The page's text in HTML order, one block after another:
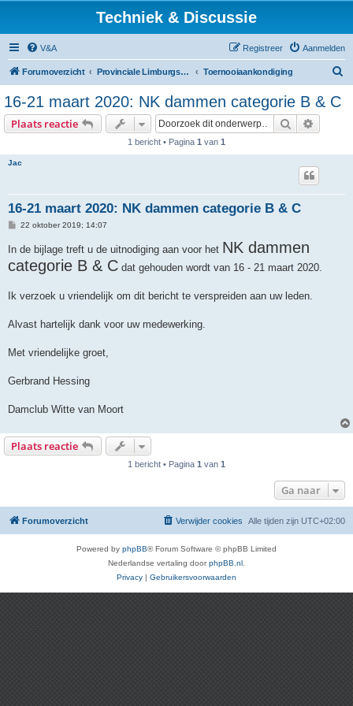
Techniek & Discussie
V&A Aanmelden
Registreer
Forumoverzicht Provinciale Limburgse Dambond Toernooiaankondiging
16-21 maart 2020: NK dammen categorie B & C
Plaats reactie Zoek
1 bericht • Pagina 1 van 1
Jac
16-21 maart 2020: NK dammen categorie B & C
B
c
h
22 oktober 2019; 14:07
In de bijlage treft u de uitnodiging aan voor het NK dammen
categorie B & C dat gehouden wordt van 16 - 21 maart 2020.
Ik verzoek u vriendelijk om dit bericht te verspreiden aan uw leden.
Alvast hartelijk dank voor uw medewerking.
Met vriendelijke groet,
Gerbrand Hessing
Damclub Witte van Moort
Plaats reactie
1 bericht • Pagina 1 van 1
Ga naar
Forumoverzicht Alle tijden zijn UTC+02:00
Verwijder cookies
Powered by phpBB® Forum Software © phpBB Limited
Nederlandse vertaling doorphpBB.nl
Privacy | Gebruikersvoorwaarden